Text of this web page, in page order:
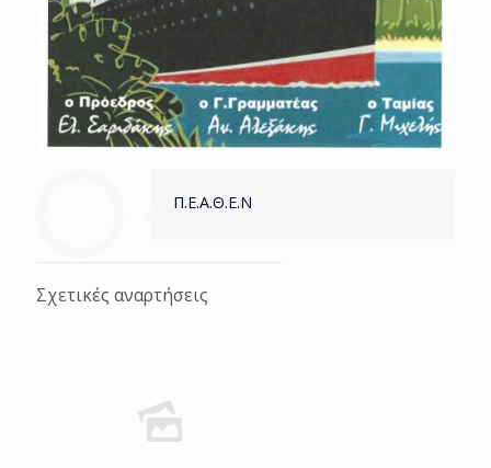
Π.Ε.Α.Θ.Ε.Ν
Σχετικές αναρτήσεις